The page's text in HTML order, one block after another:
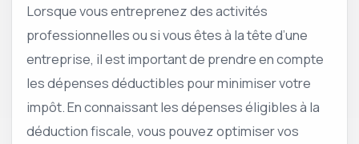
Lorsque vous entreprenez des activités
professionnelles ou si vous êtes à la tête d’une
entreprise, il est important de prendre en compte
les dépenses déductibles pour minimiser votre
impôt. En connaissant les dépenses éligibles à la
déduction fiscale, vous pouvez optimiser vos